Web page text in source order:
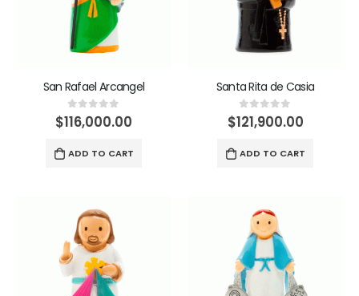
San Rafael Arcangel
0out of 5
$116,000.00
ADD TO CART
Santa Rita de Casia
0out of 5
$121,900.00
ADD TO CART